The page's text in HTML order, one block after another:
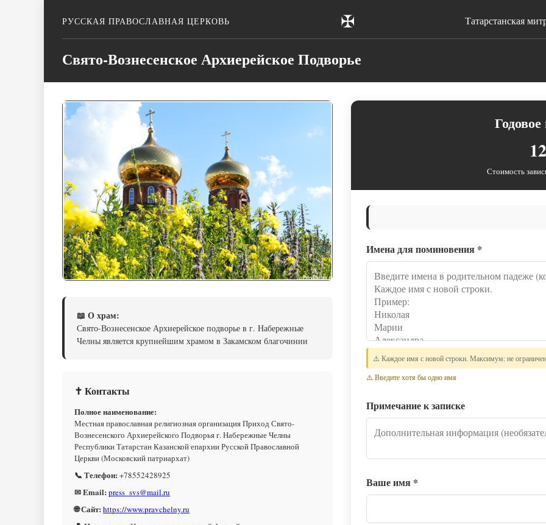
РУССКАЯ ПРАВОСЛАВНАЯ ЦЕРКОВЬ ✠ Татарстанская
Свято-Вознесенское Архиерейское Подворье
📖 О храм:
Свято-Вознесенское Архиерейское подворье в г. Набережные
Челны является крупнейшим храмом в Закамском благочинии
✝ Контакты
Полное наименование:
Местная православная религиозная организация Приход Свято-
Вознесенского Архиерейского Подворья г. Набережные Челны
Республики Татарстан Казанской епархии Русской Православной
Церкви (Московский патриархат)
📞 Телефон: +78552428925
✉ Email: press_svs@mail.ru
🌐 Сайт: https://www.pravchelny.ru
Стоимость
Имена для поминовения *
⚠️ Каждое имя с новой строки. Максимум: не
⚠️ Введите хотя бы одно имя
Примечание к записке
Ваше имя *